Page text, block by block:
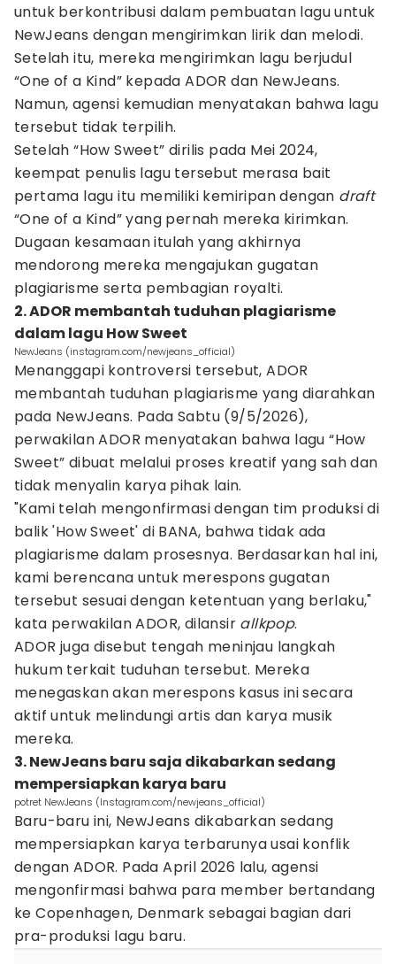
untuk berkontribusi dalam pembuatan lagu untuk
NewJeans dengan mengirimkan lirik dan melodi.
Setelah itu, mereka mengirimkan lagu berjudul
“One of a Kind” kepada ADOR dan NewJeans.
Namun, agensi kemudian menyatakan bahwa lagu
tersebut tidak terpilih.
Setelah “How Sweet” dirilis pada Mei 2024,
keempat penulis lagu tersebut merasa bait
pertama lagu itu memiliki kemiripan dengan draft
“One of a Kind” yang pernah mereka kirimkan.
Dugaan kesamaan itulah yang akhirnya
mendorong mereka mengajukan gugatan
plagiarisme serta pembagian royalti.
2. ADOR membantah tuduhan plagiarisme
dalam lagu How Sweet
NewJeans (instagram.com/newjeans_official)
Menanggapi kontroversi tersebut, ADOR
membantah tuduhan plagiarisme yang diarahkan
pada NewJeans. Pada Sabtu (9/5/2026),
perwakilan ADOR menyatakan bahwa lagu “How
Sweet” dibuat melalui proses kreatif yang sah dan
tidak menyalin karya pihak lain.
"Kami telah mengonfirmasi dengan tim produksi di
balik 'How Sweet' di BANA, bahwa tidak ada
plagiarisme dalam prosesnya. Berdasarkan hal ini,
kami berencana untuk merespons gugatan
tersebut sesuai dengan ketentuan yang berlaku,"
kata perwakilan ADOR, dilansir allkpop.
ADOR juga disebut tengah meninjau langkah
hukum terkait tuduhan tersebut. Mereka
menegaskan akan merespons kasus ini secara
aktif untuk melindungi artis dan karya musik
mereka.
3. NewJeans baru saja dikabarkan sedang
mempersiapkan karya baru
potret NewJeans (Instagram.com/newjeans_official)
Baru-baru ini, NewJeans dikabarkan sedang
mempersiapkan karya terbarunya usai konflik
dengan ADOR. Pada April 2026 lalu, agensi
mengonfirmasi bahwa para member bertandang
ke Copenhagen, Denmark sebagai bagian dari
pra-produksi lagu baru.